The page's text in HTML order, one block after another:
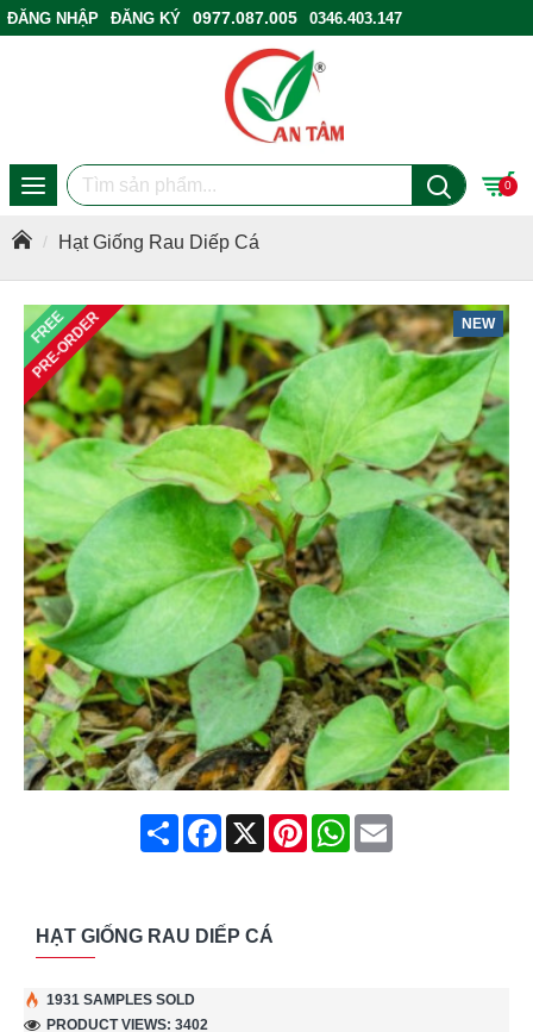
ĐĂNG NHẬP ĐĂNG KÝ 0977.087.005
0346.403.147
0
Hạt Giống Rau Diếp Cá
NEW
FREE
PRE-ORDER
ShareFacebook
X PinterestWhatsApp
Email
HẠT GIỐNG RAU DIẾP CÁ
1931 SAMPLES SOLD
PRODUCT VIEWS: 3402